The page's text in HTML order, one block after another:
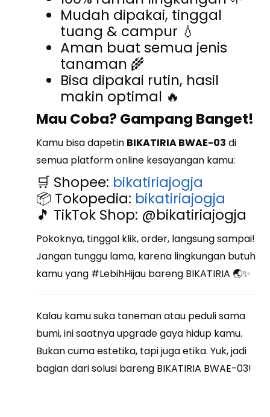
Mudah dipakai, tinggal
tuang & campur 💧
Aman buat semua jenis
tanaman 🌾
Bisa dipakai rutin, hasil
makin optimal 🔥
Mau Coba? Gampang Banget!
Kamu bisa dapetin BIKATIRIA BWAE-03 di
semua platform online kesayangan kamu:
🛒 Shopee: bikatiriajogja
📦 Tokopedia: bikatiriajogja
🎵 TikTok Shop: @bikatiriajogja
Pokoknya, tinggal klik, order, langsung sampai!
Jangan tunggu lama, karena lingkungan butuh
kamu yang #LebihHijau bareng BIKATIRIA 🌏✨
Kalau kamu suka taneman atau peduli sama
bumi, ini saatnya upgrade gaya hidup kamu.
Bukan cuma estetika, tapi juga etika. Yuk, jadi
bagian dari solusi bareng BIKATIRIA BWAE-03!